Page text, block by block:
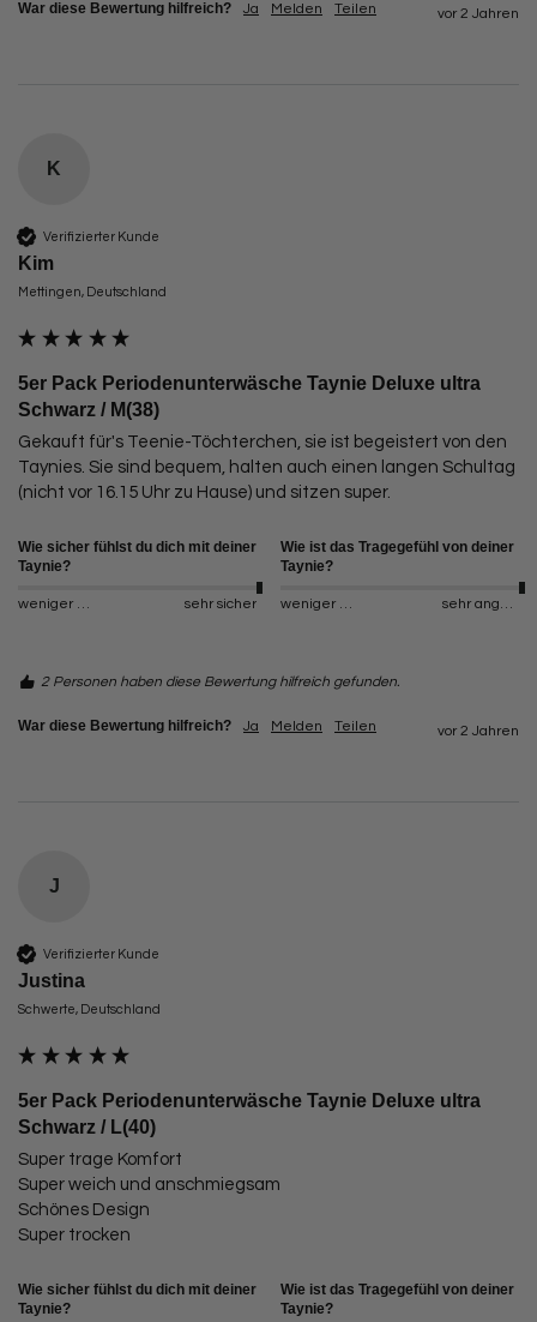
War diese Bewertung hilfreich? Ja Melden Teilen vor 2 Jahren
K
Verifizierter Kunde
Kim
Mettingen, Deutschland
5er Pack Periodenunterwäsche Taynie Deluxe ultra
Schwarz / M(38)
Gekauft für's Teenie-Töchterchen, sie ist begeistert von den
Taynies. Sie sind bequem, halten auch einen langen Schultag
(nicht vor 16.15 Uhr zu Hause) und sitzen super.
Wie sicher fühlst du dich mit deiner
Taynie?
sehr sicher
Wie ist das Tragegefühl von deiner
Taynie?
2 Personen haben diese Bewertung hilfreich gefunden.
War diese Bewertung hilfreich? Ja Melden Teilen vor 2 Jahren
J
Verifizierter Kunde
Justina
Schwerte, Deutschland
5er Pack Periodenunterwäsche Taynie Deluxe ultra
Schwarz / L(40)
Super trage Komfort
Super weich und anschmiegsam
Schönes Design
Super trocken
Wie sicher fühlst du dich mit deiner
Taynie?
Wie ist das Tragegefühl von deiner
Taynie?